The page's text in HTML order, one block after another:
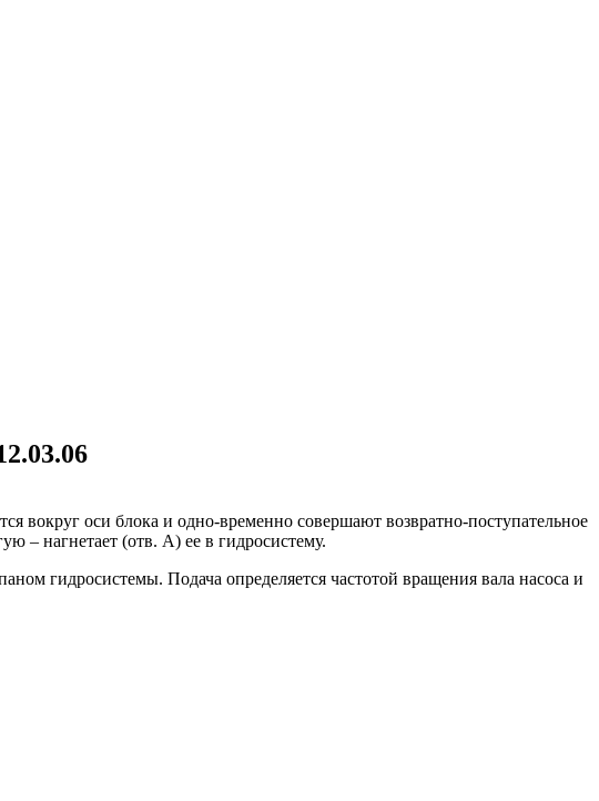
вокруг оси блока и одно-временно совершают возвратно-поступательное
– нагнетает (отв. А) ее в гидросистему.
гидросистемы. Подача определяется частотой вращения вала насоса и